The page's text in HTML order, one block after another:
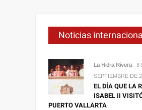
Noticias
La Hidra Rivera
8
SEPTIEMBRE DE
EL DÍA QUE LA
ISABEL II
PUERTO VALLARTA